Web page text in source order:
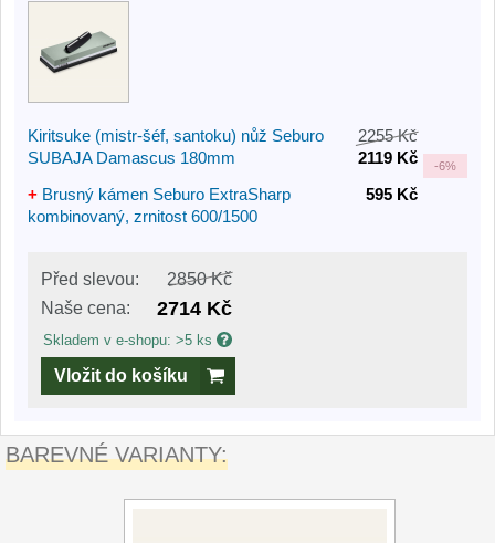
Kiritsuke (mistr-šéf, santoku) nůž Seburo
SUBAJA Damascus 180mm
2255 Kč
2119 Kč
-6%
+ Brusný kámen Seburo ExtraSharp
kombinovaný, zrnitost 600/1500
595 Kč
Před slevou:
2850 Kč
Naše cena:
2714 Kč
Skladem v e-shopu: >5 ks
Vložit do košíku
BAREVNÉ VARIANTY: